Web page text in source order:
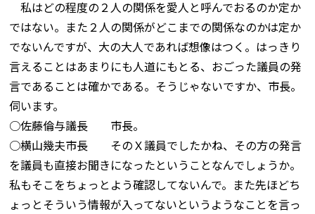
私はどの程度の２人の関係を愛人と呼んでおるのか定か
ではない。また２人の関係がどこまでの関係なのかは定か
でないんですが、大の大人であれば想像はつく。はっきり
言えることはあまりにも人道にもとる、おごった議員の発
言であることは確かである。そうじゃないですか、市長。
伺います。
○佐藤倫与議長 市長。
○横山幾夫市長 そのＸ議員でしたかね、その方の発言
を議員も直接お聞きになったということなんでしょうか。
私もそこをちょっとよう確認してないんで。また先ほどち
ょっとそういう情報が入ってないというようなことを言っ